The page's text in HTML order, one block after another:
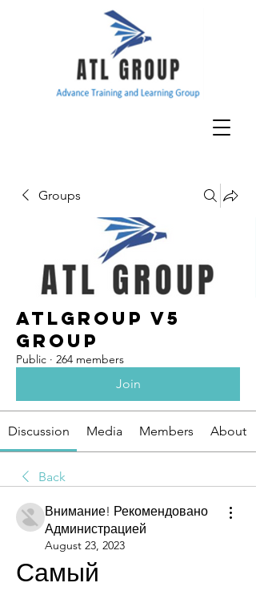
Groups
ATLGroup v5
Group
Public · 264 members
Join
Discussion Media Members About
Back
Внимание! Рекомендовано
Администрацией
August 23, 2023
Самый